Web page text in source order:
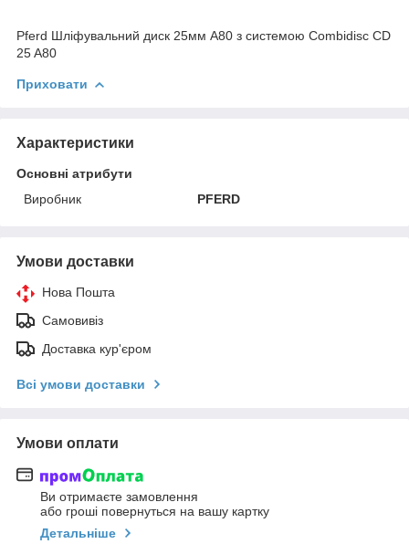
Pferd Шліфувальний диск 25мм A80 з системою Combidisc CD
25 A80
Приховати
Характеристики
Основні атрибути
Виробник
PFERD
Умови доставки
Нова Пошта
Самовивіз
Доставка кур'єром
Всі умови доставки
Умови оплати
Ви отримаєте замовлення
або гроші повернуться на вашу картку
Детальніше